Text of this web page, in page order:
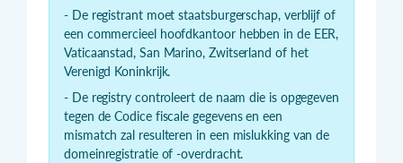
- De registrant moet staatsburgerschap, verblijf of
een commercieel hoofdkantoor hebben in de EER,
Vaticaanstad, San Marino, Zwitserland of het
Verenigd Koninkrijk.
- De registry controleert de naam die is opgegeven
tegen de Codice fiscale gegevens en een
mismatch zal resulteren in een mislukking van de
domeinregistratie of -overdracht.